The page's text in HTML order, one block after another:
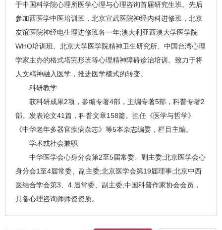
于中国科学院心理所医学心理与心理咨询首届研究生班。先后
参加西医学中医培训班，北京宣武医院神经内科进修班，北京
友谊医院神经电生理进修班各一年;澳大利亚西澳大学医学院
WHO培训班、北京大学医学院精神卫生研究所、中国台湾心理
学家主办的格式塔完形班等心理精神障碍诊治培训。致力于将
人文精神融入医学，推进医学模式的转变。
科研教学
获科研成果2项，参编专著4部，主编专著5部，科普专著2
部。发表论文41篇，科普文章158篇。担任《医学与哲学》
《中华老年多器官疾病杂志》等5本杂志编委，栏目主编。
学术或社会兼职
中华医学会心身分会第2至5届常委、副主委;北京医学会心
身分会1至4届常委、副主委;北京医学会第19届理事;北京中西
医结合学会第3、4.届常委、副主委;中国科普作家协会会员，
具备心理咨询师师资资质。